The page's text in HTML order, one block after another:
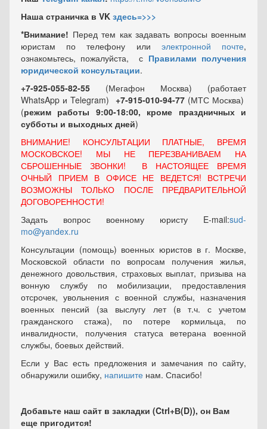
Наша страничка в VK здесь=>>>
*Внимание! Перед тем как задавать вопросы военным
юристам по телефону или электронной почте,
ознакомьтесь, пожалуйста, с Правилами получения
юридической консультации.
+7-925-055-82-55 (Мегафон Москва) (работает
WhatsApp и Telegram) +7-915-010-94-77 (МТС Москва)
(режим работы 9:00-18:00, кроме праздничных и
субботы и выходных дней)
ВНИМАНИЕ! КОНСУЛЬТАЦИИ ПЛАТНЫЕ, ВРЕМЯ
МОСКОВСКОЕ! МЫ НЕ ПЕРЕЗВАНИВАЕМ НА
СБРОШЕННЫЕ ЗВОНКИ! В НАСТОЯЩЕЕ ВРЕМЯ
ОЧНЫЙ ПРИЕМ В ОФИСЕ НЕ ВЕДЕТСЯ! ВСТРЕЧИ
ВОЗМОЖНЫ ТОЛЬКО ПОСЛЕ ПРЕДВАРИТЕЛЬНОЙ
ДОГОВОРЕННОСТИ!
Задать вопрос военному юристу E-mail:sud-
mo@yandex.ru
Консультации (помощь) военных юристов в г. Москве,
Московской области по вопросам получения жилья,
денежного довольствия, страховых выплат, призыва на
вонную службу по мобилизации, предоставления
отсрочек, увольнения с военной службы, назначения
военных пенсий (за выслугу лет (в т.ч. с учетом
гражданского стажа), по потере кормильца, по
инвалидности, получения статуса ветерана военной
службы, боевых действий.
Если у Вас есть предложения и замечания по сайту,
обнаружили ошибку, напишите нам. Спасибо!
Добавьте наш сайт в закладки (Ctrl+В(D)), он Вам
еще пригодится!